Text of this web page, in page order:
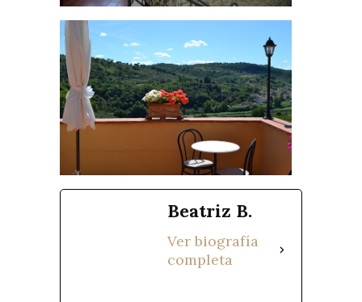
Beatriz B.
Ver biografía
completa